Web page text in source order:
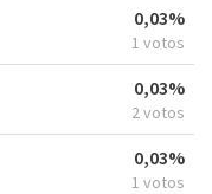
0,03%
1 votos
0,03%
2 votos
0,03%
1 votos